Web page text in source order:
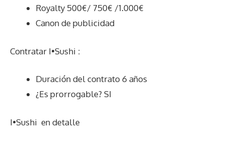
Royalty 500€/ 750€ /1.000€
Canon de publicidad
Contratar I•Sushi :
Duración del contrato 6 años
¿Es prorrogable? SI
I•Sushi en detalle